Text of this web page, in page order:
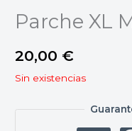
Parche XL
20,00 €
Sin existencias